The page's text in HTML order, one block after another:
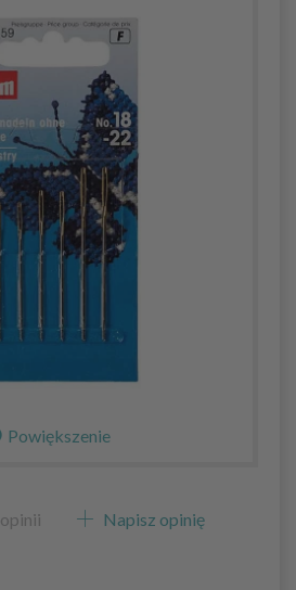
Powiększenie
opinii Napisz opinię